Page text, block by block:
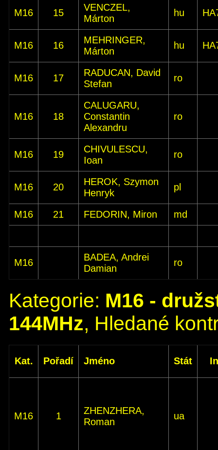
M16 15
VENCZEL,
Márton
hu
M16 16
MEHRINGER,
Márton
hu
M16 17
RADUCAN, David
Stefan
ro
M16 18
CALUGARU,
Constantin
Alexandru
ro
M16 19
CHIVULESCU,
Ioan
ro
M16 20
HEROK, Szymon
Henryk
pl
M16 21 FEDORIN, Miron md
M16
BADEA, Andrei
Damian
ro
Kategorie: M16 -
144MHz, Hledané
Kat. Pořadí Jméno Stát
M16 1
ZHENZHERA,
Roman
ua